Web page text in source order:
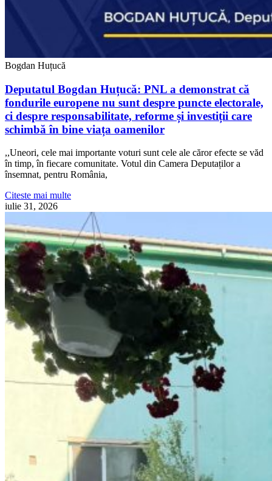
Bogdan Huțucă
Deputatul Bogdan Huțucă: PNL a demonstrat că
fondurile europene nu sunt despre puncte electorale,
ci despre responsabilitate, reforme și investiții care
schimbă în bine viața oamenilor
,,Uneori, cele mai importante voturi sunt cele ale căror efecte se văd
în timp, în fiecare comunitate. Votul din Camera Deputaților a
însemnat, pentru România,
Citeste mai multe
iulie 31, 2026